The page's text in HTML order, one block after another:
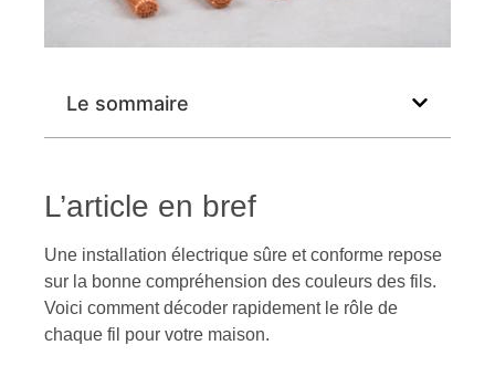
Le sommaire
L’article en bref
Une installation électrique sûre et conforme repose
sur la bonne compréhension des couleurs des fils.
Voici comment décoder rapidement le rôle de
chaque fil pour votre maison.